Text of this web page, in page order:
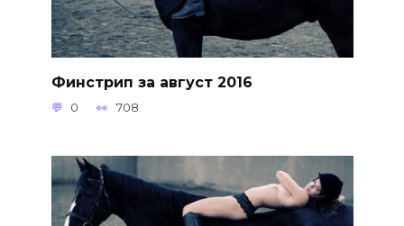
Финстрип за август 2016
0 708